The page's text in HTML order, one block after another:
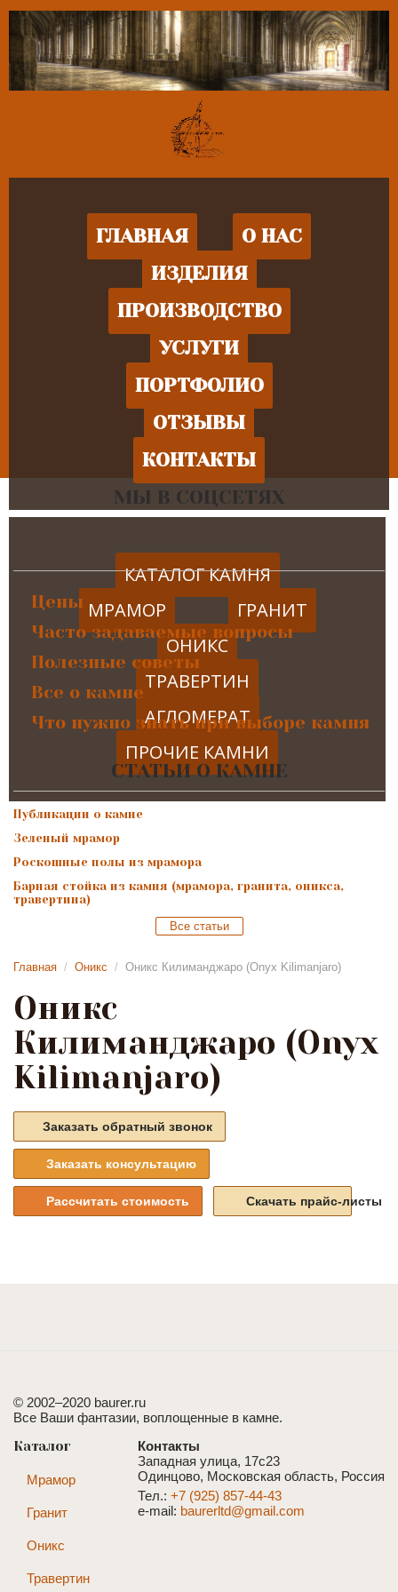
ГЛАВНАЯ
О НАС
ИЗДЕЛИЯ
ПРОИЗВОДСТВО
УСЛУГИ
ПОРТФОЛИО
ОТЗЫВЫ
КОНТАКТЫ
КАТАЛОГ КАМНЯ
МРАМОР
ГРАНИТ
ОНИКС
ТРАВЕРТИН
АГЛОМЕРАТ
ПРОЧИЕ КАМНИ
МЫ В СОЦСЕТЯХ
Цены
Часто задаваемые вопросы
Полезные советы
Все о камне
Что нужно знать при выборе камня
СТАТЬИ О КАМНЕ
Публикации о камне
Зеленый мрамор
Роскошные полы из мрамора
Барная стойка из камня (мрамора, гранита, оникса,
травертина)
Все статьи
Главная / Оникс / Оникс Килиманджаро (Onyx Kilimanjaro)
Оникс
Килиманджаро (Onyx
Kilimanjaro)
Заказать обратный звонок
Заказать консультацию
Рассчитать стоимость Скачать прайс-листы
© 2002–2020 baurer.ru
Все Ваши фантазии, воплощенные в камне.
Контакты
Западная улица, 17с23
Одинцово, Московская область, Россия
Тел.: +7 (925) 857-44-43
e-mail: baurerltd@gmail.com
Каталог
Мрамор
Гранит
Оникс
Травертин